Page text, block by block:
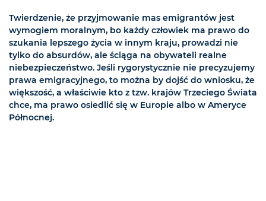
Twierdzenie, że przyjmowanie mas emigrantów jest
wymogiem moralnym, bo każdy człowiek ma prawo do
szukania lepszego życia w innym kraju, prowadzi nie
tylko do absurdów, ale ściąga na obywateli realne
niebezpieczeństwo. Jeśli rygorystycznie nie precyzujemy
prawa emigracyjnego, to można by dojść do wniosku, że
większość, a właściwie kto z tzw. krajów Trzeciego Świata
chce, ma prawo osiedlić się w Europie albo w Ameryce
Północnej.